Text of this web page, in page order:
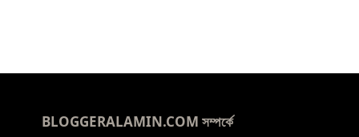
BLOGGERALAMIN.COM সম্পর্কে